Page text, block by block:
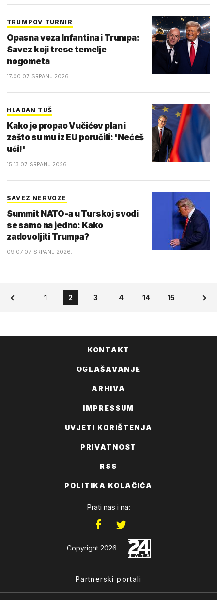
TRUMPOV TURNIR
Opasna veza Infantina i Trumpa:
Savez koji trese temelje
nogometa
17:00 07. SRPANJ 2026.
HLADAN TUŠ
Kako je propao Vučićev plan i
zašto su mu iz EU poručili: 'Nećeš
ući!'
15:13 07. SRPANJ 2026.
SAVEZ NERVOZE
Summit NATO-a u Turskoj svodi
se samo na jedno: Kako
zadovoljiti Trumpa?
09:07 07. SRPANJ 2026.
1 2 3 4 14 15
KONTAKT
OGLAŠAVANJE
ARHIVA
IMPRESSUM
UVJETI KORIŠTENJA
PRIVATNOST
RSS
POLITIKA KOLAČIĆA
Prati nas i na:
Copyright 2026.
Partnerski portali